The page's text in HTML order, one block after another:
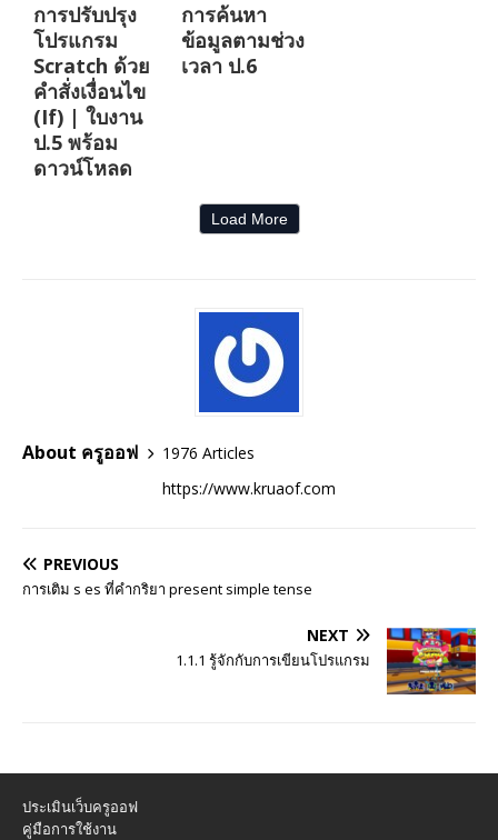
การปรับปรุง
โปรแกรม
Scratch ด้วย
คำสั่งเงื่อนไข
(If) | ใบงาน
ป.5 พร้อม
ดาวน์โหลด
การค้นหา
ข้อมูลตามช่วง
เวลา ป.6
Load More
About ครูออฟ
1976 Articles
https://www.kruaof.com
PREVIOUS
การเติม s es ที่คำกริยา present simple tense
NEXT
1.1.1 รู้จักกับการเขียนโปรแกรม
ประเมินเว็บครูออฟ
คู่มือการใช้งาน